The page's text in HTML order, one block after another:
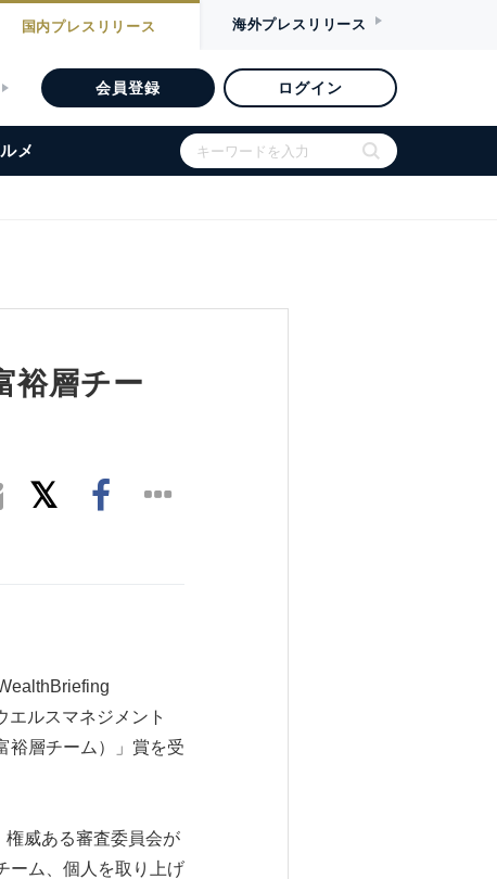
国内プレスリリース 海外プレスリリース
会員登録 ログイン
メ
裕層チー
エルスマネジメント
裕層チーム）」賞を受
威ある審査委員会が
ーム、個人を取り上げ